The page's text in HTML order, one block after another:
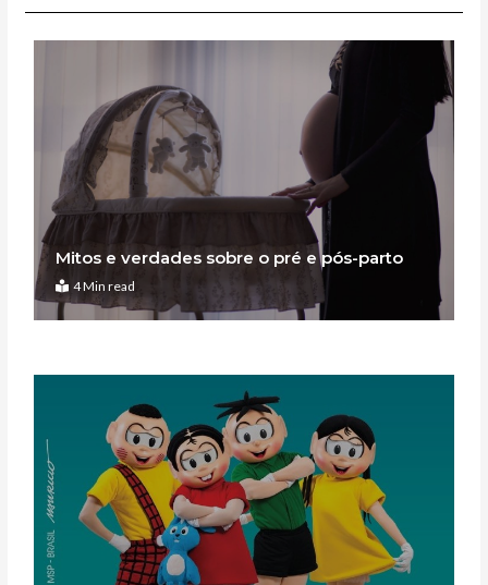
Mitos e verdades sobre o pré e pós-parto
4 Min read